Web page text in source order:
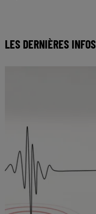
LES DERNIÈRES INFOS